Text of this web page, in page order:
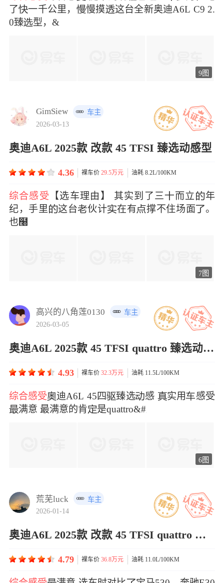
了一千公里，慢摸这台全新奥迪A6L C9 2.
0臻型，&
9图
GimSiew
车主
2026-03-13
奥迪A6L 2025款 改款 45 TFSI 臻选动感型
4.36 裸车价29.5万元 油耗 8.2L/100KM
综合感受
【选车理由】 其实到了三而立年
纪，手里这台伙计在有撑不住场面。
也໠
7图
高兴的八角莲0130
车主
2026-03-05
奥迪A6L 2025款 45 TFSI quattro 臻选动感型
4.93 裸车价32.3万元 油耗 11.5L/100KM
综合感受迪A6L 45四臻选感 实用感受
满意 最满意的肯是quattro&#x
6图
荒芜luck
车主
2026-01-14
奥迪A6L 2025款 改款 45 TFSI quattro 臻选动感型
4.79 裸车价36.8万元 油耗 11.0L/100KM